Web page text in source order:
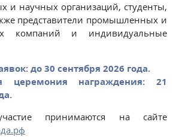
и научных организаций, студенты,
представители промышленных и
компаний и индивидуальные
до 30 сентября 2026 года.
церемония награждения: 21
принимаются на сайте